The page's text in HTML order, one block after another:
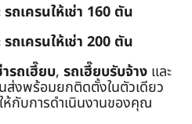
รถเครนให้เช่า 160 ตัน
รถเครนให้เช่า 200 ตัน
ารถเฮี๊ยบ, รถเฮี๊ยบรับจ้าง และ
ส่งพร้อมยกติดตั้งในตัวเดียว
ห้กับการดำเนินงานของคุณ